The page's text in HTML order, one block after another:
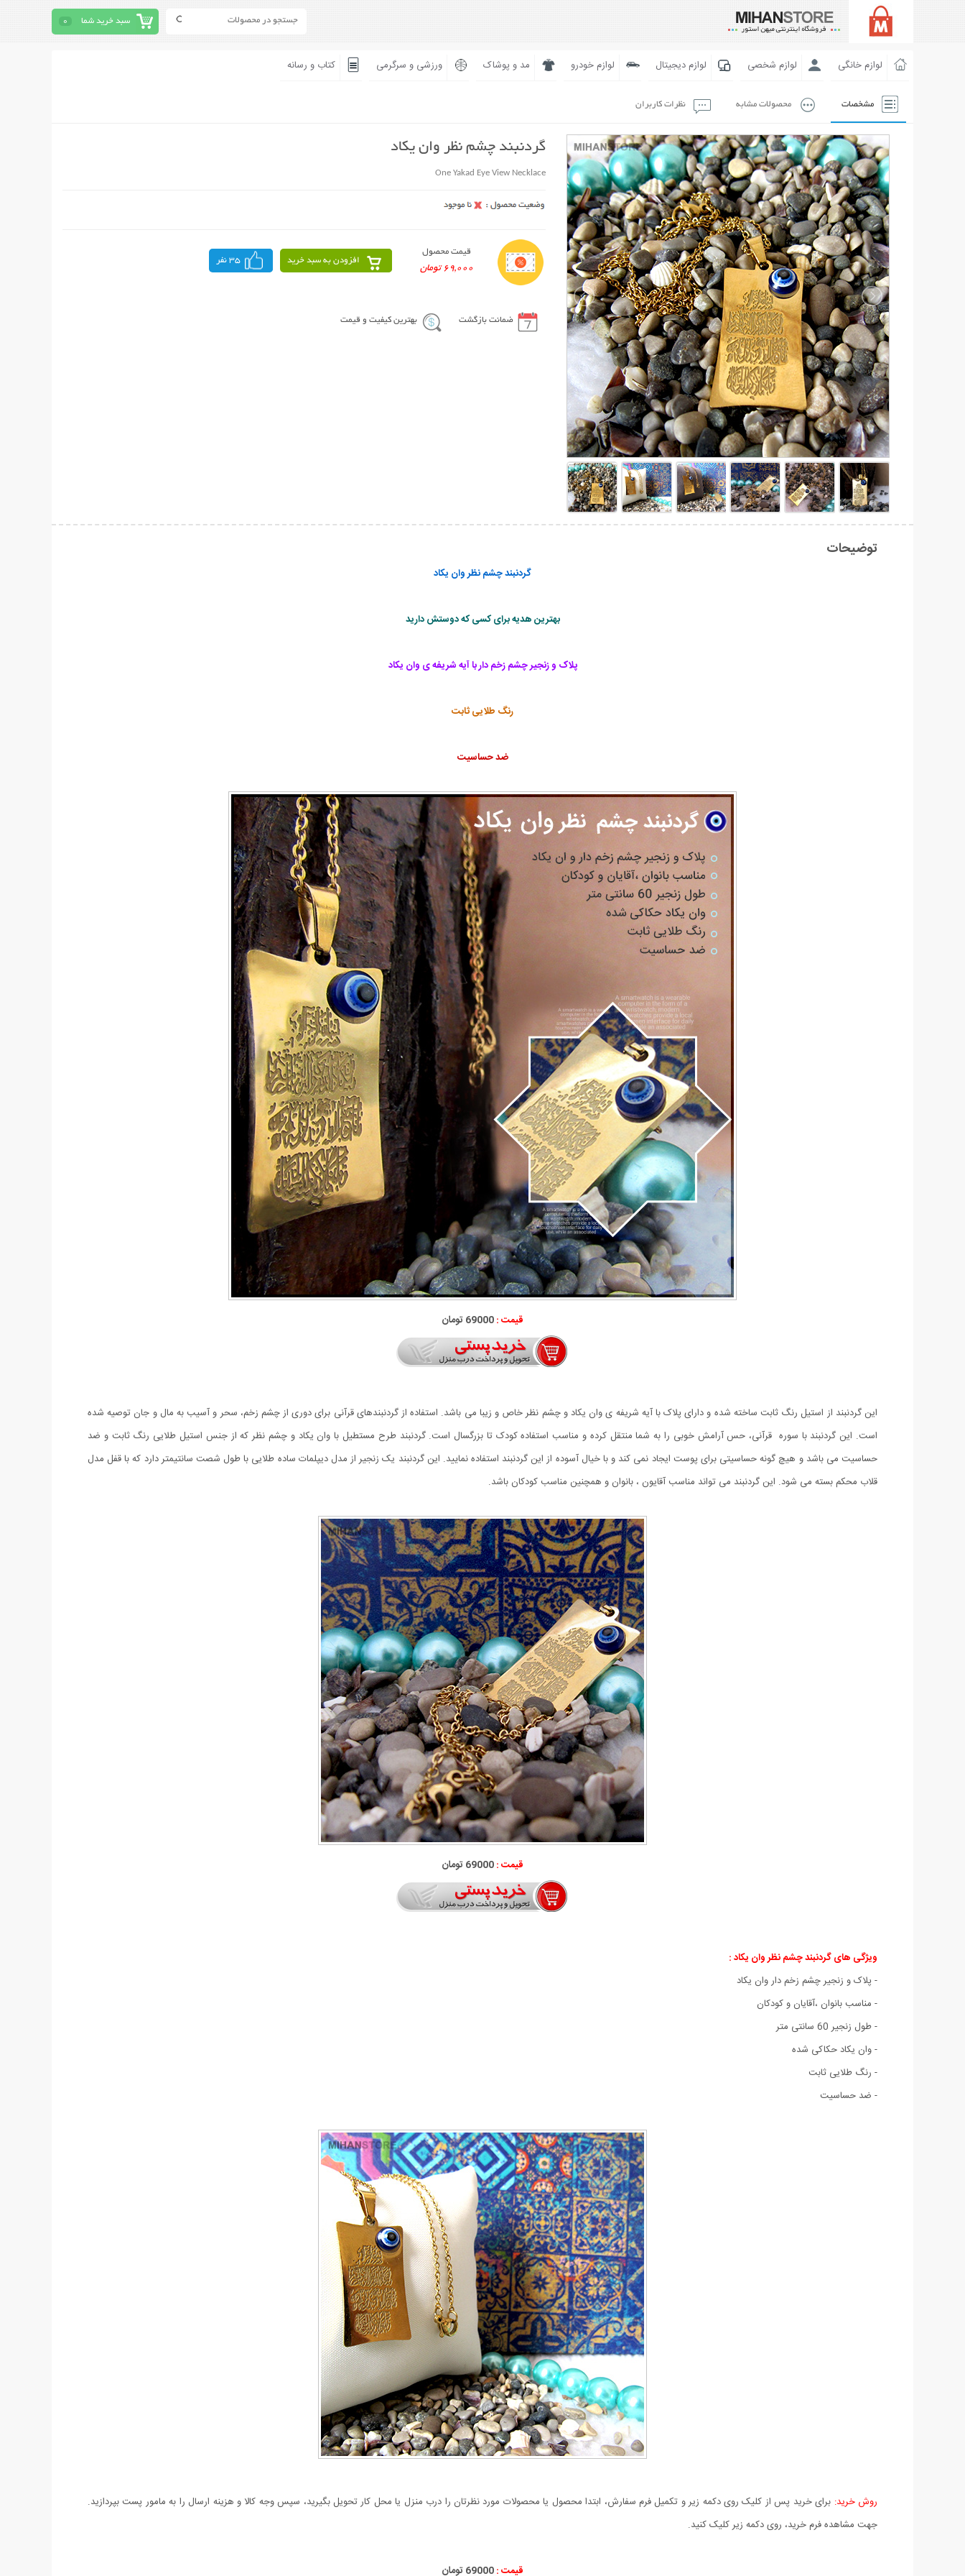
سبد خرید شما 0
لوازم خانگی لوازم شخصی لوازم دیجیتال لوازم خودرو مد و پوشاک ورزشی و سرگرمی کتاب و رسانه
مشخصات محصولات مشابه نظرات کاربران
گردنبند چشم نظر وان یکاد
One Yakad Eye View Necklace
قیمت محصول
69,000 تومان
افزودن به سبد خرید 35 نفر
ضمانت بازگشت بهترین کیفیت و قیمت
توضیحات
گردنبند چشم نظر وان یکاد
بهترین هدیه برای کسی که دوستش دارید
پلاک و زنجیر چشم زخم داربا آیه شریفه ی وان یکاد
رنگ طلایی ثابت
ضد حساسیت
قیمت :69000 تومان
این گردنبند از استیل رنگ ثابت ساخته شده و دارای پلاک با آیه شریفه ی وان یکاد و چشم نظر خاص و زیبا می باشد. استفاده از گردنبندهای قرآنی برای دوری از چشم زخم، سحر و آسیب به مال و جان توصیه شده
است. این گردنبند با سوره قرآنی، حس آرامش خوبی را به شما منتقل کرده و مناسب استفاده کودک تا بزرگسال است. گردنبند طرح مستطیل با وان یکاد و چشم نظر که از جنس استیل طلایی رنگ ثابت و ضد
حساسیت می باشد و هیچ گونه حساسیتی برای پوست ایجاد نمی کند و با خیال آسوده از این گردنبند استفاده نمایید. این گردنبند یک زنجیر از مدل دیپلمات ساده طلایی با طول شصت سانتیمتر دارد که با قفل مدل
قلاب محکم بسته می شود. این گردنبند می تواند مناسب آقایون ، بانوان و همچنین مناسب کودکان باشد.
قیمت :69000 تومان
ویژگی های گردنبند چشم نظر وان یکاد :
- پلاک و زنجیر چشم زخم دار وان یکاد
- مناسب بانوان ،آقایان و کودکان
- طول زنجیر 60 سانتی متر
- وان یکاد حکاکی شده
- رنگ طلایی ثابت
- ضد حساسیت
روش خرید: برای خرید پس از کلیک روی دکمه زیر و تکمیل فرم سفارش، ابتدا محصول یا محصولات مورد نظرتان را درب منزل یا محل کار تحویل بگیرید، سپس وجه کالا و هزینه ارسال را به مامور پست بپردازید.
جهت مشاهده فرم خرید، روی دکمه زیر کلیک کنید.
قیمت : 69000 تومان